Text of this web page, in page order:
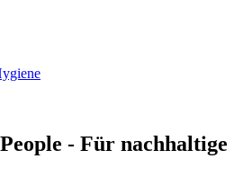
- Für nachhaltige